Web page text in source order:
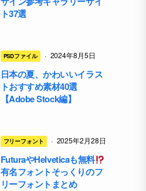
ト37選
PSDファイル · 2024年8月5日
日本の夏、かわいいイラス
トおすすめ素材40選
【Adobe Stock編】
フリーフォント · 2025年2月28日
FuturaやHelveticaも無料
有名フォントそっくりのフ
リーフォントまとめ